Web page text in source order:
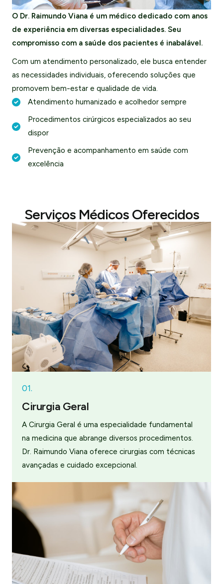
O Dr. Raimundo Viana é um médico dedicado com anos
de experiência em diversas especialidades. Seu
compromisso com a saúde dos pacientes é inabalável.
Com um atendimento personalizado, ele busca entender
as necessidades individuais, oferecendo soluções que
promovem bem-estar e qualidade de vida.
Atendimento humanizado e acolhedor sempre
Procedimentos cirúrgicos especializados ao seu
dispor
Prevenção e acompanhamento em saúde com
excelência
Serviços Médicos Oferecidos
01.
Cirurgia Geral
A Cirurgia Geral é uma especialidade fundamental
na medicina que abrange diversos procedimentos.
Dr. Raimundo Viana oferece cirurgias com técnicas
avançadas e cuidado excepcional.